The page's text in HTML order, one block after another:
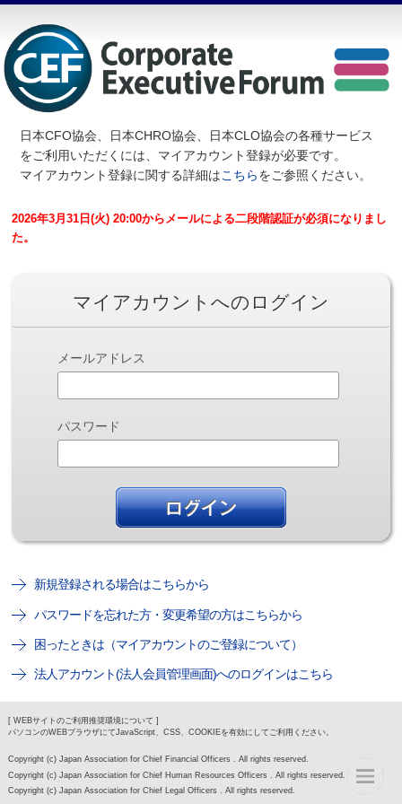
日本CFO協会、日本CHRO協会、日本CLO協会の各種サービス
をご利用いただくには、マイアカウント登録が必要です。
マイアカウント登録に関する詳細はこちらをご参照ください。
2026年3月31日(火) 20:00からメールによる二段階認証が必須になりまし
た。
マイアカウントへのログイン
メールアドレス
パスワード
新規登録される場合はこちらから
パスワードを忘れた方・変更希望の方はこちらから
困ったときは（マイアカウントのご登録について）
法人アカウント(法人会員管理画面)へのログインはこちら
[ WEBサイトのご利用推奨環境について ]
パソコンのWEBブラウザにてJavaScript、CSS、COOKIEを有効にしてご利用ください。
Copyright (c) Japan Association for Chief Financial Officers . All rights reserved.
Copyright (c) Japan Association for Chief Human Resources Officers . All rights reserved.
Copyright (c) Japan Association for Chief Legal Officers . All rights reserved.